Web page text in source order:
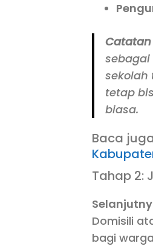
Catatan
sebagai
sekolah
tetap
biasa.
Baca
Tahap 2:
Domisili
bagi